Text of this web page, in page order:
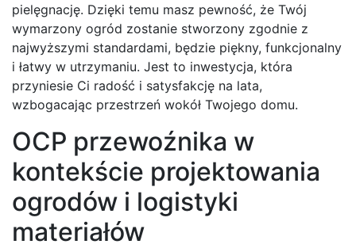
pielęgnację. Dzięki temu masz pewność, że Twój
wymarzony ogród zostanie stworzony zgodnie z
najwyższymi standardami, będzie piękny, funkcjonalny
i łatwy w utrzymaniu. Jest to inwestycja, która
przyniesie Ci radość i satysfakcję na lata,
wzbogacając przestrzeń wokół Twojego domu.
OCP przewoźnika w
kontekście projektowania
ogrodów i logistyki
materiałów